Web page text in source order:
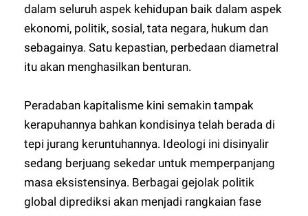
dalam seluruh aspek kehidupan baik dalam aspek
ekonomi, politik, sosial, tata negara, hukum dan
sebagainya. Satu kepastian, perbedaan diametral
itu akan menghasilkan benturan.
Peradaban kapitalisme kini semakin tampak
kerapuhannya bahkan kondisinya telah berada di
tepi jurang keruntuhannya. Ideologi ini disinyalir
sedang berjuang sekedar untuk memperpanjang
masa eksistensinya. Berbagai gejolak politik
global diprediksi akan menjadi rangkaian fase